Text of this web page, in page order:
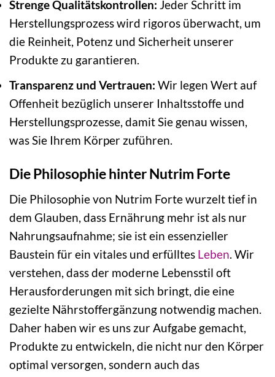
Strenge Qualitätskontrollen: Jeder Schritt im
Herstellungsprozess wird rigoros überwacht, um
die Reinheit, Potenz und Sicherheit unserer
Produkte zu garantieren.
Transparenz und Vertrauen: Wir legen Wert auf
Offenheit bezüglich unserer Inhaltsstoffe und
Herstellungsprozesse, damit Sie genau wissen,
was Sie Ihrem Körper zuführen.
Die Philosophie hinter Nutrim Forte
Die Philosophie von Nutrim Forte wurzelt tief in
dem Glauben, dass Ernährung mehr ist als nur
Nahrungsaufnahme; sie ist ein essenzieller
Baustein für ein vitales und erfülltes Leben. Wir
verstehen, dass der moderne Lebensstil oft
Herausforderungen mit sich bringt, die eine
gezielte Nährstoffergänzung notwendig machen.
Daher haben wir es uns zur Aufgabe gemacht,
Produkte zu entwickeln, die nicht nur den Körper
optimal versorgen, sondern auch das